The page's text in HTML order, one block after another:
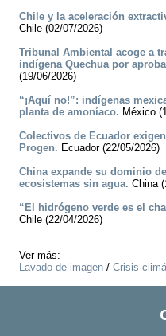
Chile y la aceleración
Chile (02/07/2026)
Tribunal Ambiental acoge a
indígena Quechua por
(19/06/2026)
“¡Aquí no!”: indígenas
planta de amoníaco. México
Colectivos de Ecuador
Progen. Ecuador (22/05/2026)
China expande su dominio
ecosistemas sin agua. China
“El hidrógeno verde es el
Chile (22/04/2026)
Ver más:
Lavado de imagen / Crisis